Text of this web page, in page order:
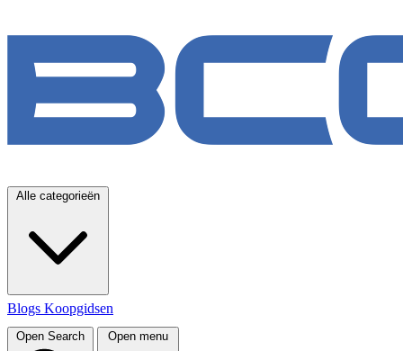
Alle categorieën
Blogs Koopgidsen
Open Search Open menu